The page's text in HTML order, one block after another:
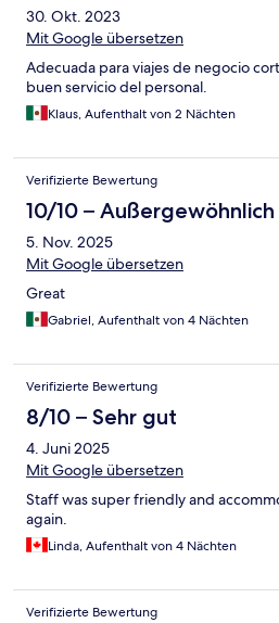
30. Okt. 2023
Mit Google übersetzen
Adecuada para viajes de negocio
buen servicio del personal.
Klaus, Aufenthalt von 2 Nächten
Verifizierte Bewertung
10/10 – Außergewöhnlich
5. Nov. 2025
Mit Google übersetzen
Great
Gabriel, Aufenthalt von 4 Nächten
Verifizierte Bewertung
8/10 – Sehr gut
4. Juni 2025
Mit Google übersetzen
Staff was super friendly and
again.
Linda, Aufenthalt von 4 Nächten
Verifizierte Bewertung